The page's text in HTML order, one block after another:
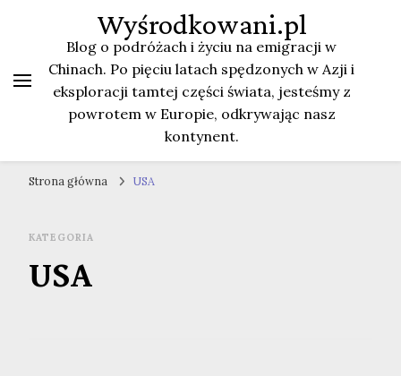
Wyśrodkowani.pl
Blog o podróżach i życiu na emigracji w
Chinach. Po pięciu latach spędzonych w Azji i
eksploracji tamtej części świata, jesteśmy z
powrotem w Europie, odkrywając nasz
kontynent.
Strona główna USA
KATEGORIA
USA